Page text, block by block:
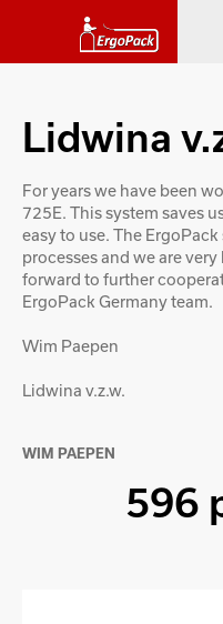
Lidwina
For years we have been
725E. This system saves
easy to use. The
processes and we are
forward to further
ErgoPack Germany team.
Wim Paepen
Lidwina v.z.w.
WIM PAEPEN
596